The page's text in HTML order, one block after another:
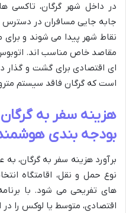
در داخل شهر گرگان، تاکسی
جابه جایی مسافران در دسترس
نقاط شهر پیدا می شوند و
مقاصد خاص مناسب اند.
ای اقتصادی برای گشت و گذار
است که گرگان فاقد سیستم
هزینه سفر به
بودجه بندی
برآورد هزینه سفر به گرگان،
نوع حمل و نقل، اقامتگاه
های تفریحی می شود. با
اقتصادی، متوسط یا لوکس را در